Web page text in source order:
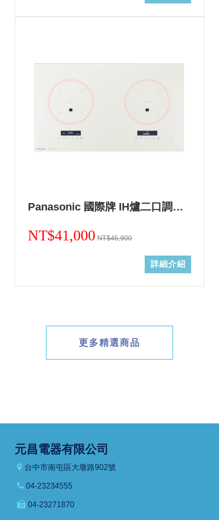
Panasonic 國際牌 IH爐二口調理爐白色KY-A1W70-W (無安裝)
NT$41,000 NT$46,900
詳細介紹
更多精選商品
元昌電器有限公司
台中市南屯區大墩路902號
04-23234555
04-23271870